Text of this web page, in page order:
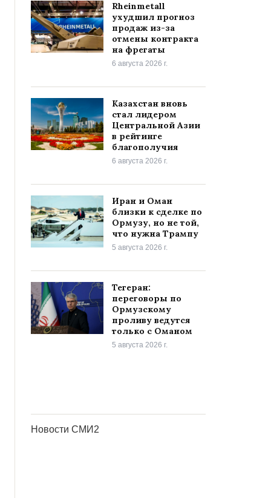
Rheinmetall
ухудшил прогноз
продаж из-за
отмены контракта
на фрегаты
6 августа 2026 г.
Казахстан вновь
стал лидером
Центральной Азии
в рейтинге
благополучия
6 августа 2026 г.
Иран и Оман
близки к сделке по
Ормузу, но не той,
что нужна Трампу
5 августа 2026 г.
Тегеран:
переговоры по
Ормузскому
проливу ведутся
только с Оманом
5 августа 2026 г.